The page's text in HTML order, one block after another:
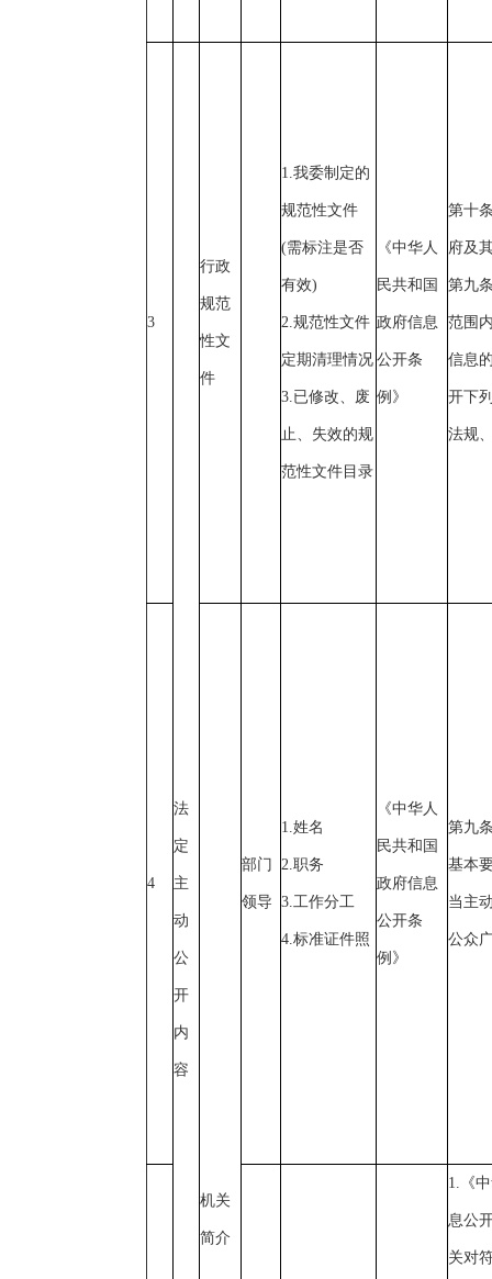
3
法
定
主
动
公
开
内
容
行政
规范
性文
件
1.我委制定的
规范性文件
(需标注是否
有效)
2.规范性文件
定期清理情况
3.已修改、废
止、失效的规
范性文件目录
《中华人
民共和国
政府信息
公开条
例》
第十
府及
第九
范围
信息
开下
法规
4
机关
简介
部门
领导
1.姓名
2.职务
3.工作分工
4.标准证件照
《中华人
民共和国
政府信息
公开条
例》
第九
基本
当主
公众
1.《
息公
关对